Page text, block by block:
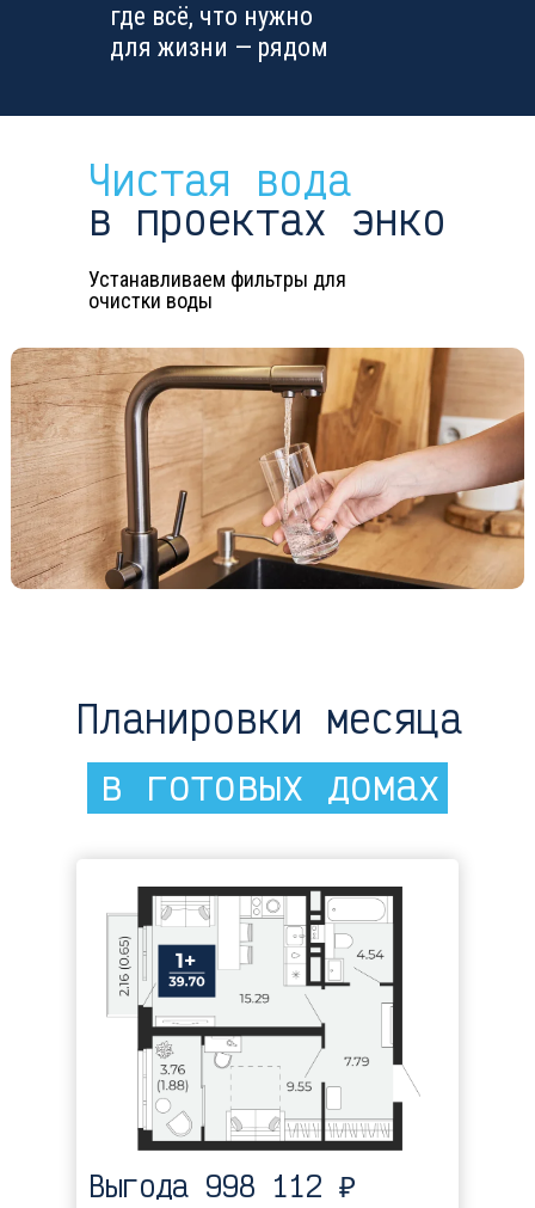
где всё, что нужно
для жизни — рядом
Квартал расположен в районе Тура,
в границах улиц: Камчатская –
Западносибирская – Энтузиастов.
до школы
5 МИНУТ
Чистая вода
в проектах энко
Устанавливаем фильтры для
очистки воды
Планировки месяца
Выгода 998 112 ₽
Получить все
в готовых домах